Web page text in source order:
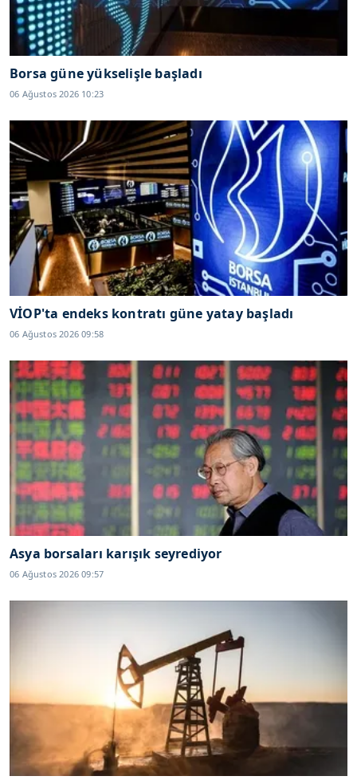
Borsa güne yükselişle başladı
06 Ağustos 2026 10:23
VİOP'ta endeks kontratı güne yatay başladı
06 Ağustos 2026 09:58
Asya borsaları karışık seyrediyor
06 Ağustos 2026 09:57